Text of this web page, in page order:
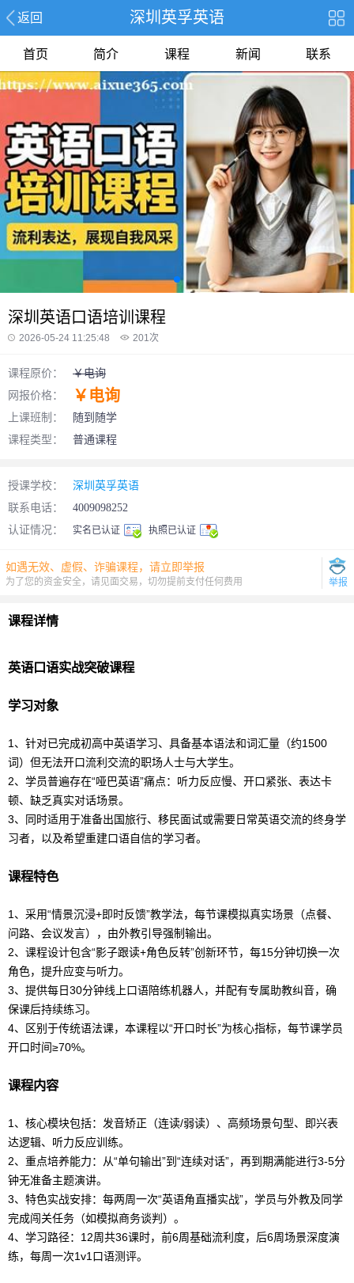
返回 深圳英孚英语
首页 简介 课程 新闻 联系
深圳英语口语培训课程
2026-05-24 11:25:48 201次
课程原价：
￥电询
网报价格：
￥电询
上课班制：
随到随学
课程类型：
普通课程
授课学校：
深圳英孚英语
联系电话：
4009098252
认证情况：
实名已认证 执照已认证
如遇无效、虚假、诈骗课程，请立即举报
为了您的资金安全，请见面交易，切勿提前支付任何费用 举报
课程详情
英语口语实战突破课程
学习对象
1、针对已完成初高中英语学习、具备基本语法和词汇量（约1500
词）但无法开口流利交流的职场人士与大学生。
2、学员普遍存在“哑巴英语”痛点：听力反应慢、开口紧张、表达卡
顿、缺乏真实对话场景。
3、同时适用于准备出国旅行、移民面试或需要日常英语交流的终身学
习者，以及希望重建口语自信的学习者。
课程特色
1、采用“情景沉浸+即时反馈”教学法，每节课模拟真实场景（点餐、
问路、会议发言），由外教引导强制输出。
2、课程设计包含“影子跟读+角色反转”创新环节，每15分钟切换一次
角色，提升应变与听力。
3、提供每日30分钟线上口语陪练机器人，并配有专属助教纠音，确
保课后持续练习。
4、区别于传统语法课，本课程以“开口时长”为核心指标，每节课学员
开口时间≥70%。
课程内容
1、核心模块包括：发音矫正（连读/弱读）、高频场景句型、即兴表
达逻辑、听力反应训练。
2、重点培养能力：从“单句输出”到“连续对话”，再到期满能进行3-5分
钟无准备主题演讲。
3、特色实战安排：每两周一次“英语角直播实战”，学员与外教及同学
完成闯关任务（如模拟商务谈判）。
4、学习路径：12周共36课时，前6周基础流利度，后6周场景深度演
练，每周一次1v1口语测评。